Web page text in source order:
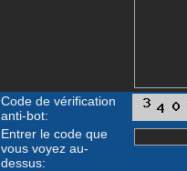
Code de vérification
anti-bot:
Entrer le code que
vous voyez au-
dessus: